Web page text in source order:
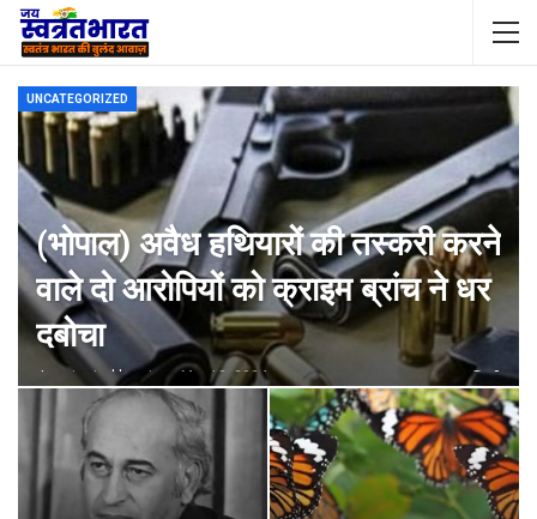
UNCATEGORIZED
(भोपाल) अवैध हथियारों की तस्करी करने
वाले दो आरोपियों को क्राइम ब्रांच ने धर
दबोचा
Jswatantrabharat@gmail.com Mar 18, 2024 0